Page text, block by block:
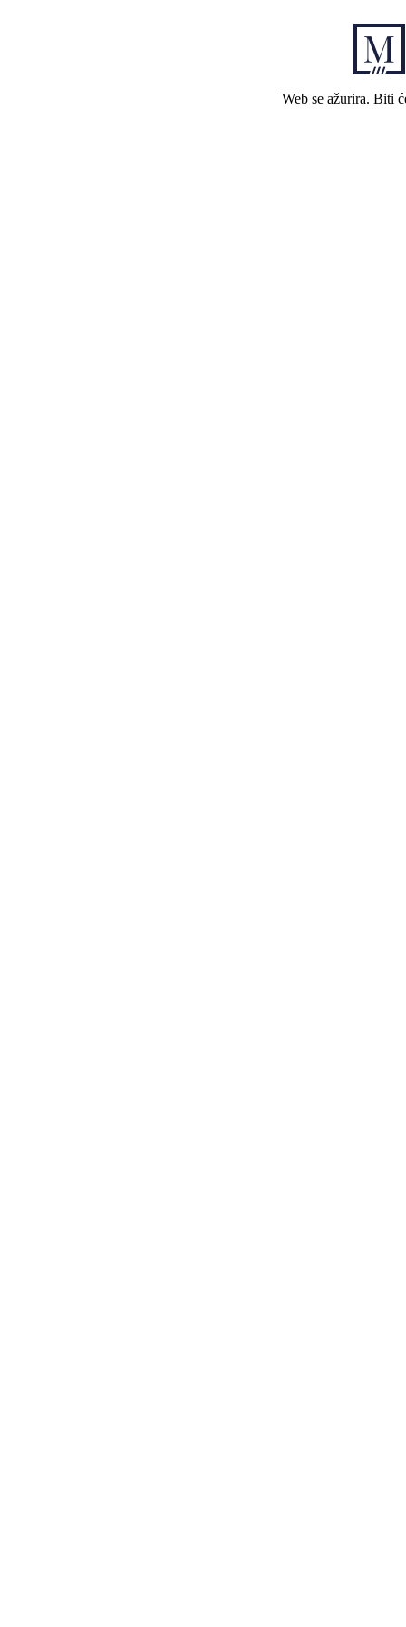
Web se ažurira. Biti